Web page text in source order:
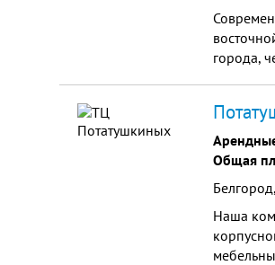
города,
Общая
Наша